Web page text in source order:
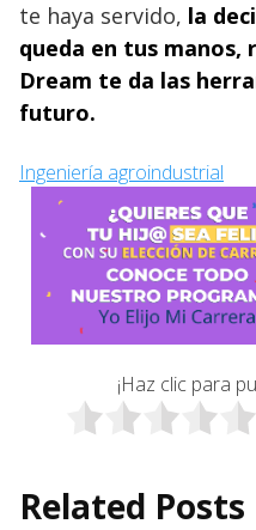
te haya servido, la
queda en tus manos,
Dream te da las
futuro.
Ingeniería agroindustrial
¡Haz clic para
Related Posts